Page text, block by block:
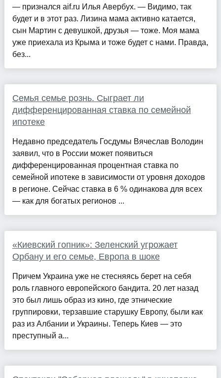
— признался aif.ru Илья Авербух. — Видимо, так
будет и в этот раз. Лизина мама активно катается,
сын Мартин с девушкой, друзья — тоже. Моя мама
уже приехала из Крыма и тоже будет с нами. Правда,
без...
Семья семье рознь. Сыграет ли
дифференцированная ставка по семейной
ипотеке
Недавно председатель Госдумы Вячеслав Володин
заявил, что в России может появиться
дифференцированная процентная ставка по
семейной ипотеке в зависимости от уровня доходов
в регионе. Сейчас ставка в 6 % одинакова для всех
— как для богатых регионов ...
«Киевский гопник»: Зеленский угрожает
Орбану и его семье, Европа в шоке
Причем Украина уже не стесняясь берет на себя
роль главного европейского бандита. 20 лет назад
это был лишь образ из кино, где этнические
группировки, терзавшие старушку Европу, были как
раз из Албании и Украины. Теперь Киев — это
преступный а...